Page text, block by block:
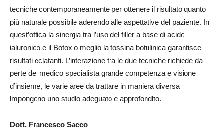
tecniche contemporaneamente per ottenere il risultato quanto
più naturale possibile aderendo alle aspettative del paziente. In
quest’ottica la sinergia tra l’uso del filler a base di acido
ialuronico e il Botox o meglio la tossina botulinica garantisce
risultati eclatanti. L’interazione tra le due tecniche richiede da
perte del medico specialista grande competenza e visione
d’insieme, le varie aree da trattare in maniera diversa
impongono uno studio adeguato e approfondito.
Dott. Francesco Sacco